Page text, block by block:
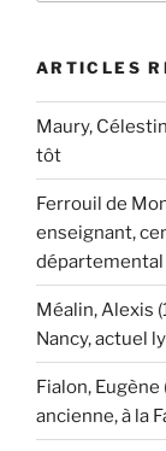
ARTICLES
Maury,
tôt
Ferrouil de
enseignant,
départemental
Méalin, Alexis
Nancy, actuel
Fialon,
ancienne, à la